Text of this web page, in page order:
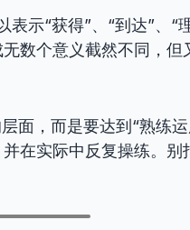
示“获得”、“到达”、“
数个意义截然不同，但
面，而是要达到“熟练
在实际中反复操练。别